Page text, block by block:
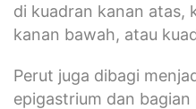
di kuadran kanan atas,
kanan bawah, atau
Perut juga dibagi
epigastrium dan bagian